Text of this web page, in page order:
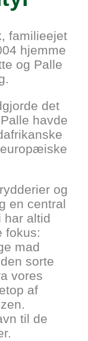
familieejet
hjemme
og Palle
det
havde
og
en central
har altid
fokus:
mad
sorte
vores
af
til de